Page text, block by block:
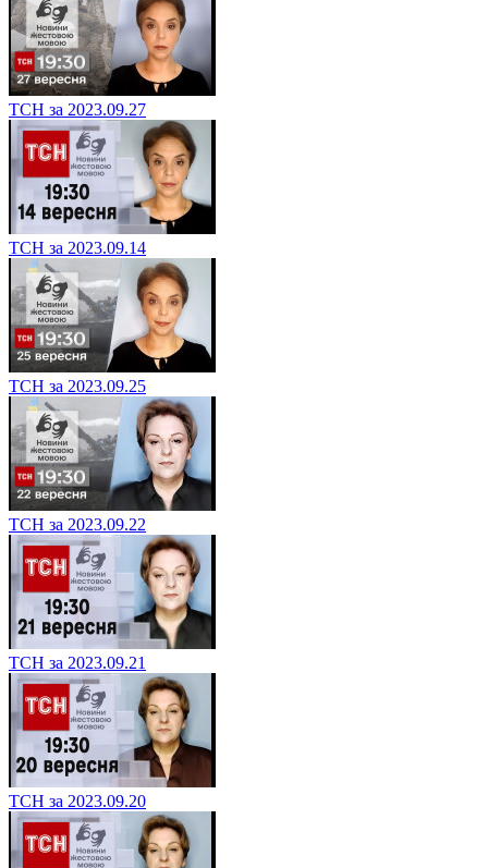
ТСН за 2023.09.27
ТСН за 2023.09.14
ТСН за 2023.09.25
ТСН за 2023.09.22
ТСН за 2023.09.21
ТСН за 2023.09.20